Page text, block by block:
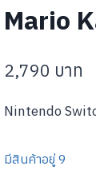
Mario
2,790 บาท
Nintendo
มีสินค้าอยู่ 9